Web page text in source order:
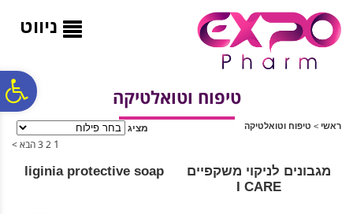
ניווט
טיפוח וטואלטיקה
ראשי > טיפוח וטואלטיקה מציג
1
2
3הבא >
מגבונים לניקוי משקפיים
I CARE
liginia protective soap